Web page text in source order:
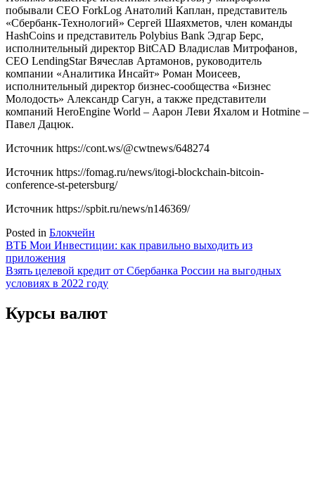
побывали СЕО ForkLog Анатолий Каплан, представитель
«Сбербанк-Технологий» Сергей Шаяхметов, член команды
HashCoins и представитель Polybius Bank Эдгар Берс,
исполнительный директор BitCAD Владислав Митрофанов,
СЕО LendingStar Вячеслав Артамонов, руководитель
компании «Аналитика Инсайт» Роман Моисеев,
исполнительный директор бизнес-сообщества «Бизнес
Молодость» Александр Сагун, а также представители
компаний HeroEngine World – Аарон Леви Яхалом и Hotmine –
Павел Дацюк.
Источник https://cont.ws/@cwtnews/648274
Источник https://fomag.ru/news/itogi-blockchain-bitcoin-
conference-st-petersburg/
Источник https://spbit.ru/news/n146369/
Posted in Блокчейн
Навигация
по
записям
ВТБ Мои Инвестиции: как правильно выходить из
приложения
Взять целевой кредит от Сбербанка России на выгодных
условиях в 2022 году
Курсы валют